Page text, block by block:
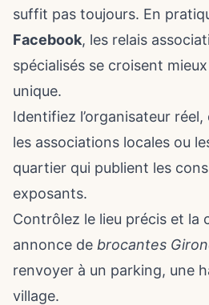
suffit pas toujours. En
Facebook, les relais
spécialisés se croisent mieux
unique.
Identifiez l’organisateur
les associations locales ou
quartier qui publient les
exposants.
Contrôlez le lieu précis et la
annonce de brocantes
renvoyer à un parking, une
village.